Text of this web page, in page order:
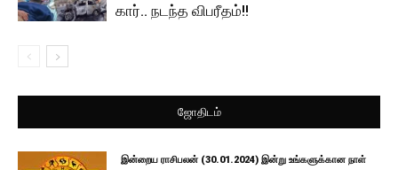
கார்.. நடந்த விபரீதம்!!
ஜோதிடம்
இன்றைய ராசிபலன் (30.01.2024) இன்று உங்களுக்கான நாள்